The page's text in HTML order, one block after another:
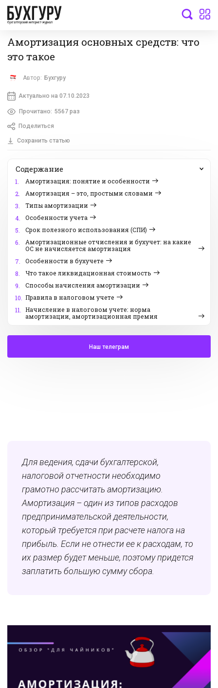
бухгалтерский интернет-журнал
Амортизация основных средств: что
это такое
Автор: Бухгуру
Актуально на 07.10.2023
Прочитано: 5567 раз
Поделиться
Сохранить статью
Содержание
1.
Амортизация: понятие и особенности
2.
Амортизация – это, простыми словами
3.
Типы амортизации
4.
Особенности учета
5.
Срок полезного использования (СПИ)
6.
Амортизационные отчисления и бухучет: на какие
ОС не начисляется амортизация
7.
Особенности в бухучете
8.
Что такое ликвидационная стоимость
9.
Способы начисления амортизации
10. Правила в налоговом учете
11. Начисление в налоговом учете: норма
амортизации, амортизационная премия
Наш телеграм
Для ведения, сдачи бухгалтерской,
налоговой отчетности необходимо
грамотно рассчитать амортизацию.
Амортизация – один из типов расходов
предпринимательской деятельности,
который требуется при расчете налога на
прибыль. Если не отнести ее к расходам, то
их размер будет меньше, поэтому придется
заплатить большую сумму сбора.